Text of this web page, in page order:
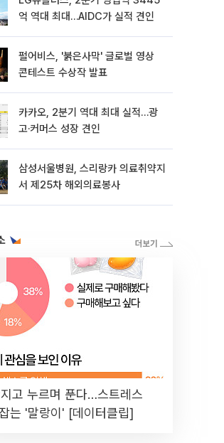
억 역대 최대…AIDC가 실적 견인
펄어비스, '붉은사막' 글로벌 영상
콘테스트 수상작 발표
카카오, 2분기 역대 최대 실적…광
고·커머스 성장 견인
삼성서울병원, 스리랑카 의료취약지
서 제25차 해외의료봉사
고 누르며 푼다…스트레스
잡는 '말랑이' [데이터클립]